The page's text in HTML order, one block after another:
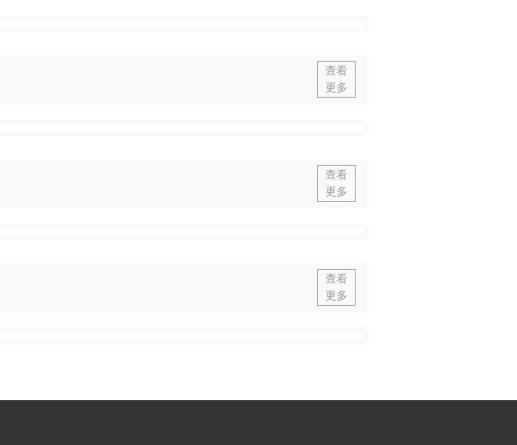
查看
更多
查看
更多
查看
更多